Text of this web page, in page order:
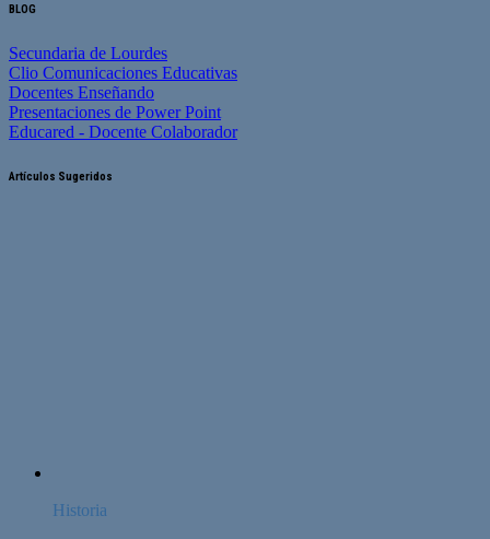
BLOG
Secundaria de Lourdes
Clio Comunicaciones Educativas
Docentes Enseñando
Presentaciones de Power Point
Educared - Docente Colaborador
Artículos Sugeridos
Historia